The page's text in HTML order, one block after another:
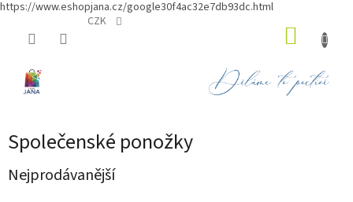
https://www.eshopjana.cz/google30f4ac32e7db93dc.html
CZK
Společenské ponožky
Nejprodávanější